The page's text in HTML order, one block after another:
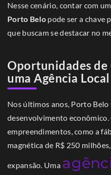
Nesse cenário, contar com
Porto Belo pode ser a chave
que buscam se destacar no
Oportunidades de
uma Agência Local
Nos últimos anos, Porto
desenvolvimento
empreendimentos, como a
magnética de R$ 250
expansão. Uma